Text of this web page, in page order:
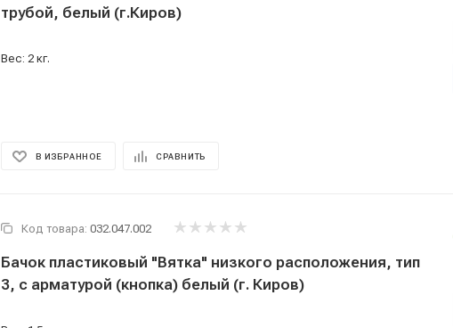
трубой, белый (г.Киров)
Вес: 2 кг.
В ИЗБРАННОЕ СРАВНИТЬ
Код товара: 032.047.002
Бачок пластиковый "Вятка" низкого расположения, тип
3, с арматурой (кнопка) белый (г. Киров)